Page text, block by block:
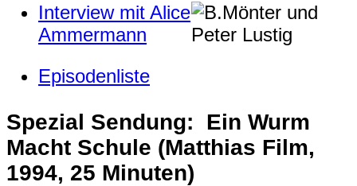
Interview mit Alice
Ammermann
Episodenliste
Spezial Sendung: Ein Wurm
Macht Schule (Matthias Film,
1994, 25 Minuten)